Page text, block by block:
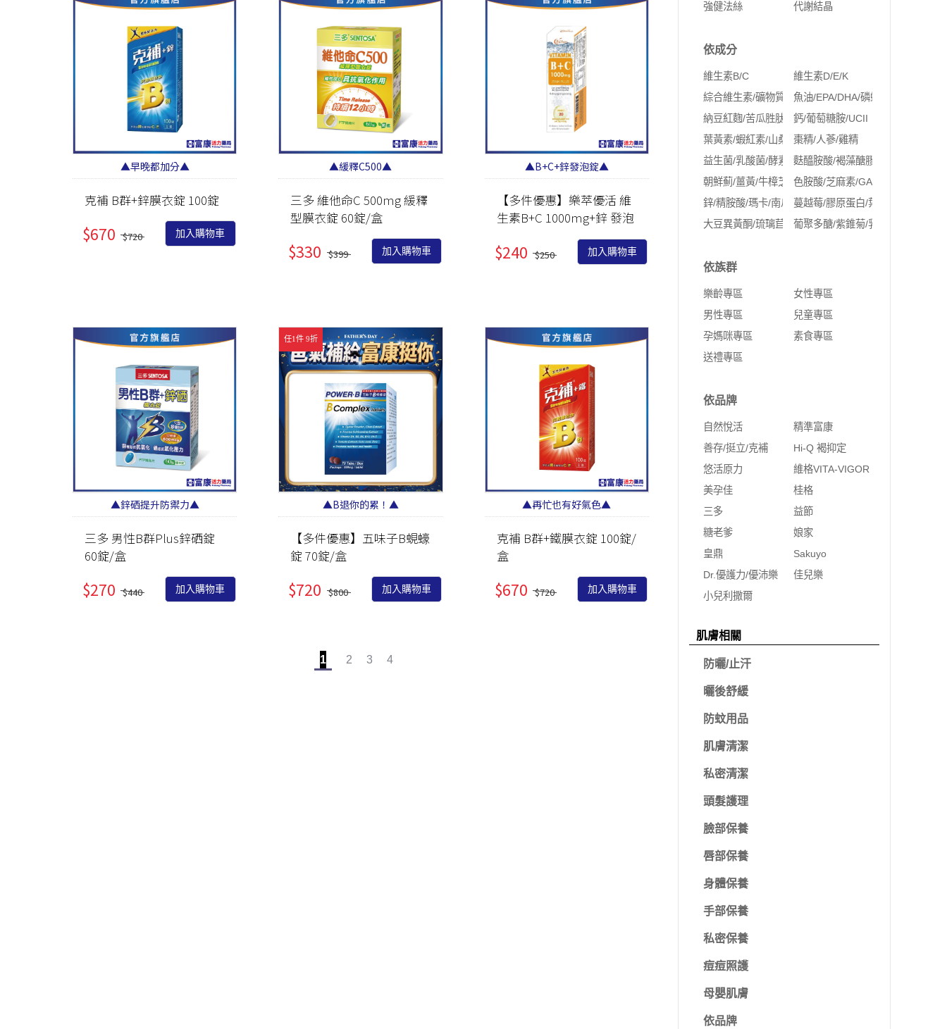
▲早晚都加分▲
克補 B群+鋅膜衣錠 100錠
$670 $720 加入購物車
▲緩釋C500▲
三多 維他命C 500mg 緩釋
型膜衣錠 60錠/盒
$330 $399 加入購物車
▲B+C+鋅發泡錠▲
【多件優惠】樂萃優活 維
生素B+C 1000mg+鋅 發泡
$240 $250 加入購物車
▲鋅硒提升防禦力▲
三多 男性B群Plus鋅硒錠
60錠/盒
$270 $440 加入購物車
任1件 9折
▲B退你的累！▲
【多件優惠】五味子B蜆蠔
錠 70錠/盒
$720 $800 加入購物車
▲再忙也有好氣色▲
克補 B群+鐵膜衣錠 100錠/
盒
$670 $720 加入購物車
1 2 3 4
強健法絲
代謝結晶
依成分
維生素B/C
維生素D/E/K
綜合維生素/礦物質
魚油/EPA/DHA/磷蝦油
納豆紅麴/苦瓜胜肽/Q10鈣/葡萄糖胺/UCII
葉黃素/蝦紅素/山桑子/玻尿酸
棗精/人蔘/雞精
益生菌/乳酸菌/酵素
麩醯胺酸/褐藻醣膠
朝鮮薊/薑黃/牛樟芝/紅景天色胺酸/芝麻素/GABA
鋅/精胺酸/瑪卡/南瓜籽蔓越莓/膠原蛋白/葉酸/鐵/NMN
大豆異黃酮/琉璃苣油/月見草油/聖潔莓/肌醇
葡聚多醣/紫錐菊/乳鐵蛋白
依族群
樂齡專區
女性專區
男性專區
兒童專區
孕媽咪專區
素食專區
送禮專區
依品牌
自然悅活
精準富康
善存/挺立/克補
Hi-Q 褐抑定
悠活原力
維格VITA-VIGOR
美孕佳
桂格
三多
益節
糖老爹
娘家
皇鼎
Sakuyo
Dr.優護力/優沛樂
佳兒樂
小兒利撒爾
肌膚相關
防曬/止汗
曬後舒緩
防蚊用品
肌膚清潔
私密清潔
頭髮護理
臉部保養
唇部保養
身體保養
手部保養
私密保養
痘痘照護
母嬰肌膚
依品牌